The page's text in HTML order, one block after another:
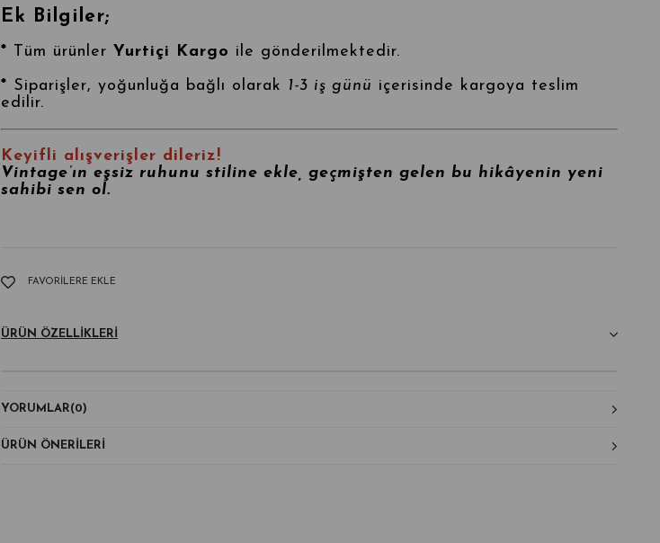
Ek Bilgiler;
* Tüm ürünler Yurtiçi Kargo ile gönderilmektedir.
* Siparişler, yoğunluğa bağlı olarak 1-3 iş günü içerisinde kargoya teslim
edilir.
Keyifli alışverişler dileriz!
Vintage’ın eşsiz ruhunu stiline ekle, geçmişten gelen bu hikâyenin yeni
sahibi sen ol.
FAVORILERE EKLE
ÜRÜN ÖZELLIKLERI
YORUMLAR(0)
ÜRÜN ÖNERILERI